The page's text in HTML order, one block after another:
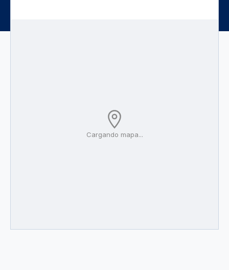
Cargando mapa...